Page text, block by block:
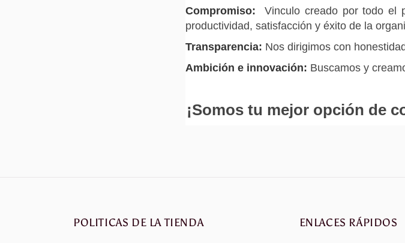
Compromiso:
Vinculo creado por todo el
productividad, satisfacción y éxito de la
Transparencia: Nos dirigimos con
Ambición e innovación: Buscamos y
¡Somos tu mejor opción de
POLITICAS DE LA TIENDA ENLACES RÁPIDOS